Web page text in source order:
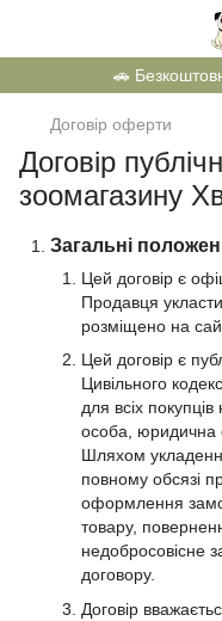
🚗
Договір оферти
Договір
зоомагазину
Загальні
Цей договір є
Продавця
розміщено на
Цей договір є
Цивільного
для всіх
особа, юридична
Шляхом
повному обсязі
оформлення
товару,
недобросовісне
договору.
Договір